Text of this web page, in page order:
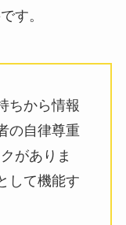
す。
ちから情報
の自律尊重
がありま
して機能す